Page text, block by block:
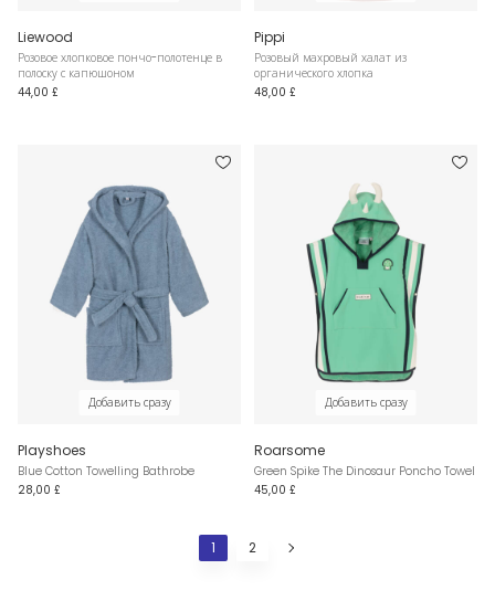
Liewood
Розовое хлопковое пончо-полотенце в
полоску с капюшоном
44,00 £
Pippi
Розовый махровый халат из
органического хлопка
48,00 £
Добавить сразу
Playshoes
Blue Cotton Towelling Bathrobe
28,00 £
Добавить сразу
Roarsome
Green Spike The Dinosaur Poncho Towel
45,00 £
1 2